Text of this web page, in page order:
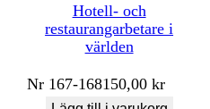
Hotell- och
restaurangarbetare i
världen
Nr 167-168150,00kr